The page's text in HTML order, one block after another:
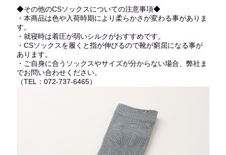
◆その他のCSソックスについての注意事項◆
・本商品は色や入荷時期により柔らかさが変わる事がありま
す。
・就寝時は着圧が弱いシルクがおすすめです。
・CSソックスを履くと指が伸びるので靴が窮屈になる事が
あります。
・ご自身に合うソックスやサイズが分からない場合、弊社ま
でお問い合わせください。
（TEL：072-737-6465）